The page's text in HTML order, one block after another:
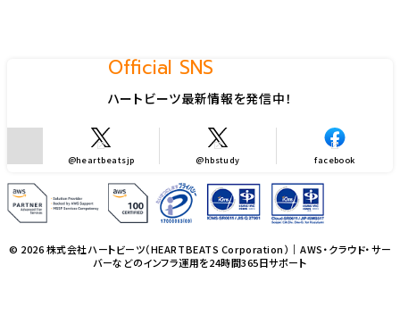
Official SNS
ハートビーツ最新情報を発信中！
@heartbeatsjp @hbstudy facebook
© 2026 株式会社ハートビーツ（HEARTBEATS Corporation）｜AWS・クラウド・サー
バーなどのインフラ運用を24時間365日サポート